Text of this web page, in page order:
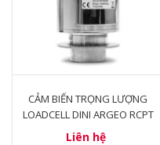
CẢM BIẾN TRỌNG LƯỢNG
LOADCELL DINI ARGEO RCPT
Liên hệ